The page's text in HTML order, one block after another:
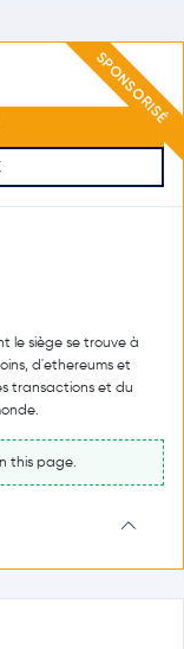
SPONSORISÉ
le siège se trouve à
d'ethereums et
transactions et du
this page.